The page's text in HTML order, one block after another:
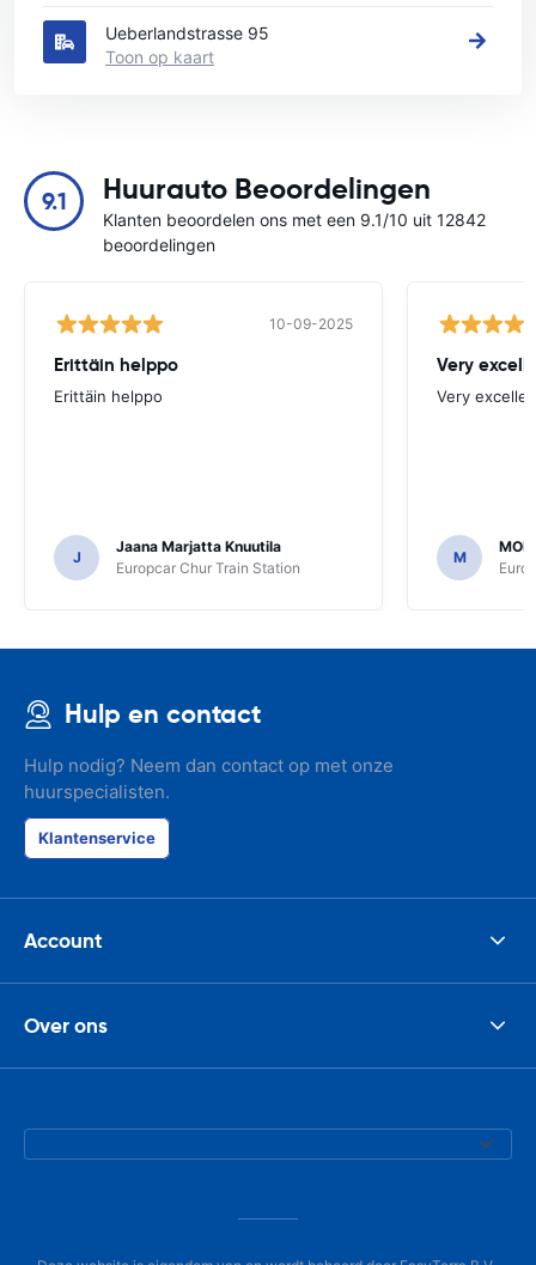
Ueberlandstrasse 95
Toon op kaart
9.1 Huurauto Beoordelingen
Klanten beoordelen ons met een 9.1/10 uit 12842
beoordelingen
10-09-2025
Erittäin helppo
Erittäin helppo
J
Jaana Marjatta Knuutila
Europcar Chur Train Station
Very
Very
M
Hulp en contact
Hulp nodig? Neem dan contact op met onze
huurspecialisten.
Klantenservice
Account
Over ons